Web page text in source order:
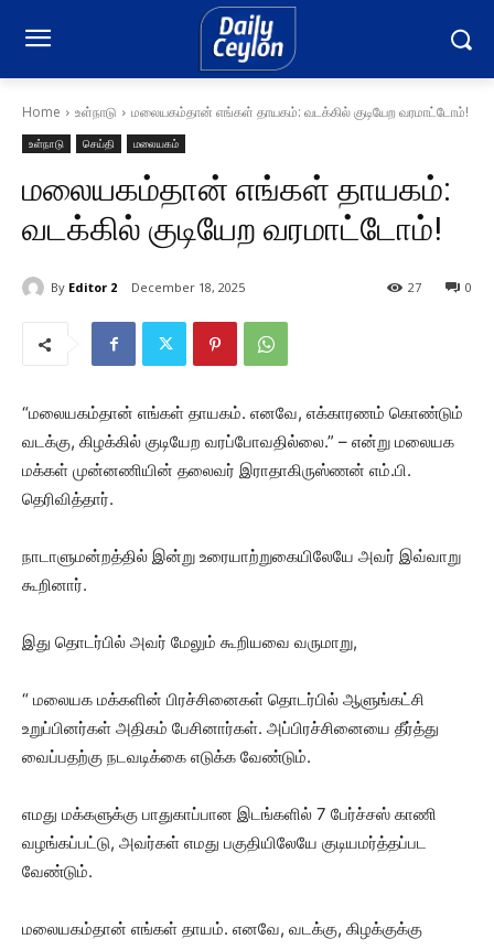
Home உள்நாடு மலையகம்தான் எங்கள் தாயகம்: வடக்கில் குடியேற வரமாட்டோம்!
உள்நாடு செய்தி மலையகம்
மலையகம்தான் எங்கள் தாயகம்:
வடக்கில் குடியேற வரமாட்டோம்!
By Editor 2 December 18, 2025 0
27
“மலையகம்தான் எங்கள் தாயகம். எனவே, எக்காரணம் கொண்டும்
வடக்கு, கிழக்கில் குடியேற வரப்போவதில்லை.” – என்று மலையக
மக்கள் முன்னணியின் தலைவர் இராதாகிருஸ்ணன் எம்.பி.
தெரிவித்தார்.
நாடாளுமன்றத்தில் இன்று உரையாற்றுகையிலேயே அவர் இவ்வாறு
கூறினார்.
இது தொடர்பில் அவர் மேலும் கூறியவை வருமாறு,
“ மலையக மக்களின் பிரச்சினைகள் தொடர்பில் ஆளுங்கட்சி
உறுப்பினர்கள் அதிகம் பேசினார்கள். அப்பிரச்சினையை தீர்த்து
வைப்பதற்கு நடவடிக்கை எடுக்க வேண்டும்.
எமது மக்களுக்கு பாதுகாப்பான இடங்களில் 7 பேர்ச்சஸ் காணி
வழங்கப்பட்டு, அவர்கள் எமது பகுதியிலேயே குடியமர்த்தப்பட
வேண்டும்.
மலையகம்தான் எங்கள் தாயம். எனவே, வடக்கு, கிழக்குக்கு